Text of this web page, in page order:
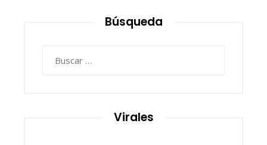
Búsqueda
Virales